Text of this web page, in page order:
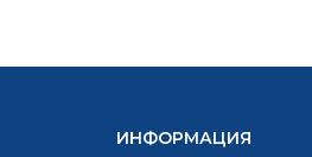
ИНФОРМАЦИЯ